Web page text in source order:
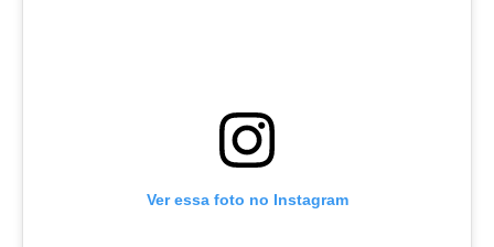
Ver essa foto no Instagram